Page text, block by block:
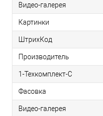
Видео-галерея
Картинки
ШтрихКод
Производитель
1-Техкомплект-С
Фасовка
Видео-галерея